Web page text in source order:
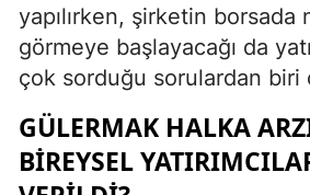
yapılırken, şirketin borsada
görmeye başlayacağı da
çok sorduğu sorulardan biri
GÜLERMAK HALKA
BIREYSEL